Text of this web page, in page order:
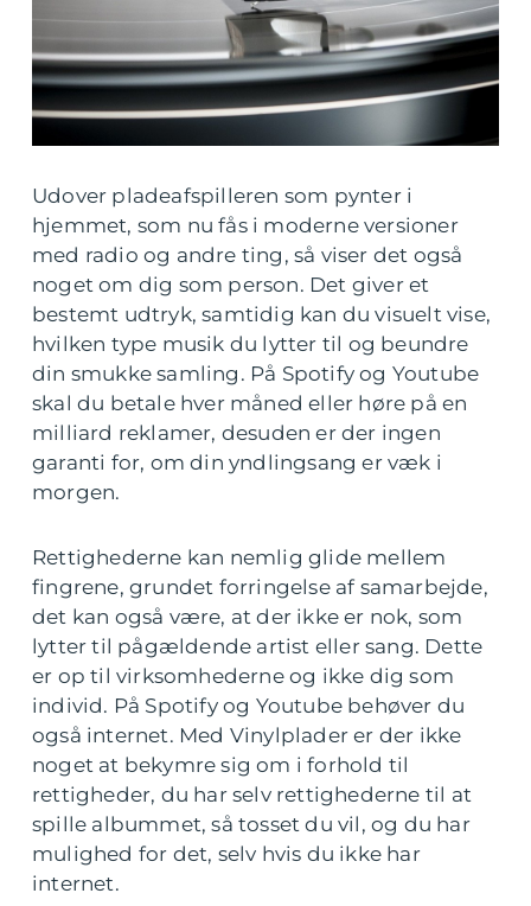
Udover pladeafspilleren som pynter i
hjemmet, som nu fås i moderne versioner
med radio og andre ting, så viser det også
noget om dig som person. Det giver et
bestemt udtryk, samtidig kan du visuelt vise,
hvilken type musik du lytter til og beundre
din smukke samling. På Spotify og Youtube
skal du betale hver måned eller høre på en
milliard reklamer, desuden er der ingen
garanti for, om din yndlingsang er væk i
morgen.
Rettighederne kan nemlig glide mellem
fingrene, grundet forringelse af samarbejde,
det kan også være, at der ikke er nok, som
lytter til pågældende artist eller sang. Dette
er op til virksomhederne og ikke dig som
individ. På Spotify og Youtube behøver du
også internet. Med Vinylplader er der ikke
noget at bekymre sig om i forhold til
rettigheder, du har selv rettighederne til at
spille albummet, så tosset du vil, og du har
mulighed for det, selv hvis du ikke har
internet.